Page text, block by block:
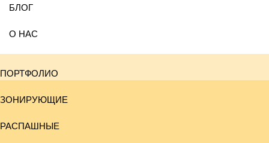
БЛОГ
О НАС
ПОРТФОЛИО
ЗОНИРУЮЩИЕ
РАСПАШНЫЕ